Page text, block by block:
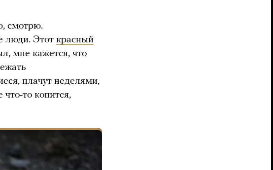
смотрю.
люди. Этот красный
мне кажется, что
плачут неделями,
то копится,